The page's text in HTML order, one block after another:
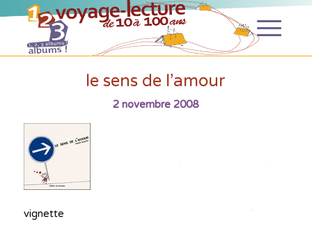
le sens de l’amour
2 novembre 2008
vignette